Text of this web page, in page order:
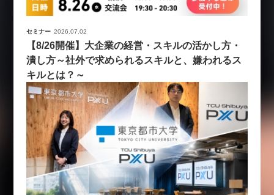
セミナー 2026.07.02
【8/26開催】大企業の経営・スキルの活かし方・
潰し方～社外で求められるスキルと、嫌われるス
キルとは？～